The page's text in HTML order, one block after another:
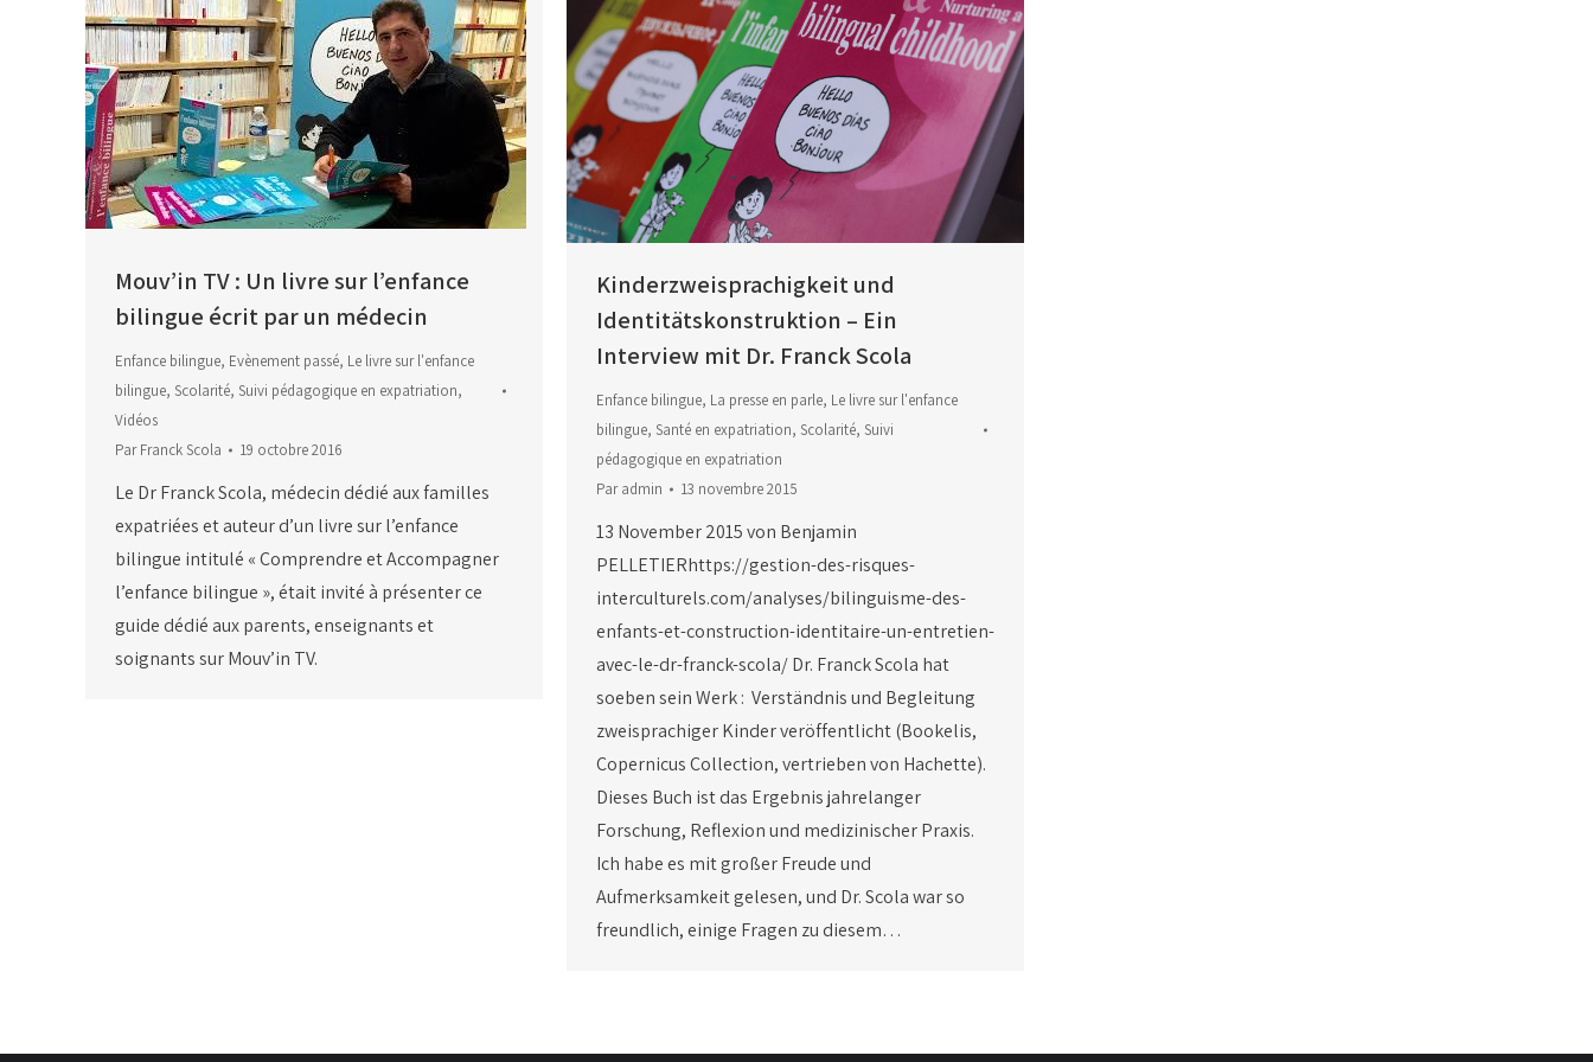
Mouv’in TV : Un livre sur l’enfance
bilingue écrit par un médecin
Enfance bilingue, Evènement passé, Le livre sur l'enfance
bilingue, Scolarité, Suivi pédagogique en expatriation,
Vidéos
ParFranck Scola 19 octobre 2016
Le Dr Franck Scola, médecin dédié aux familles
expatriées et auteur d’un livre sur l’enfance
bilingue intitulé « Comprendre et Accompagner
l’enfance bilingue », était invité à présenter ce
guide dédié aux parents, enseignants et
soignants sur Mouv’in TV.
Kinderzweisprachigkeit und
Identitätskonstruktion – Ein
Interview mit Dr. Franck Scola
Enfance bilingue, La presse en parle, Le livre sur l'enfance
bilingue, Santé en expatriation, Scolarité, Suivi
pédagogique en expatriation
Paradmin 13 novembre 2015
13 November 2015 von Benjamin
PELLETIERhttps://gestion-des-risques-
interculturels.com/analyses/bilinguisme-des-
enfants-et-construction-identitaire-un-entretien-
avec-le-dr-franck-scola/ Dr. Franck Scola hat
soeben sein Werk : Verständnis und Begleitung
zweisprachiger Kinder veröffentlicht (Bookelis,
Copernicus Collection, vertrieben von Hachette).
Dieses Buch ist das Ergebnis jahrelanger
Forschung, Reflexion und medizinischer Praxis.
Ich habe es mit großer Freude und
Aufmerksamkeit gelesen, und Dr. Scola war so
freundlich, einige Fragen zu diesem…